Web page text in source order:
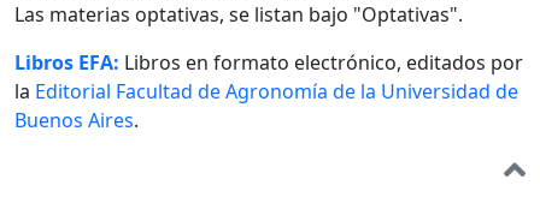
Las materias optativas, se listan bajo "Optativas".
Libros EFA: Libros en formato electrónico, editados por
la Editorial Facultad de Agronomía de la Universidad de
Buenos Aires.